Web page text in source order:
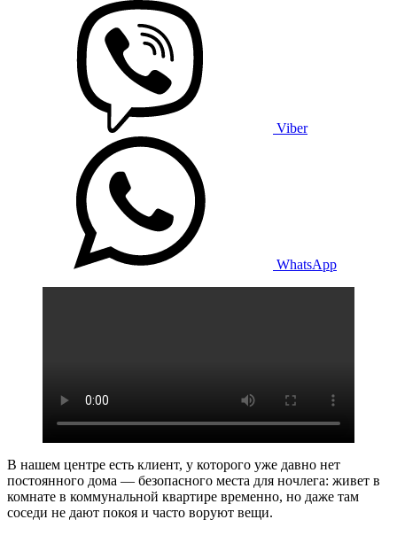
Viber
WhatsApp
В нашем центре есть клиент, у которого уже давно нет
постоянного дома — безопасного места для ночлега: живет в
комнате в коммунальной квартире временно, но даже там
соседи не дают покоя и часто воруют вещи.